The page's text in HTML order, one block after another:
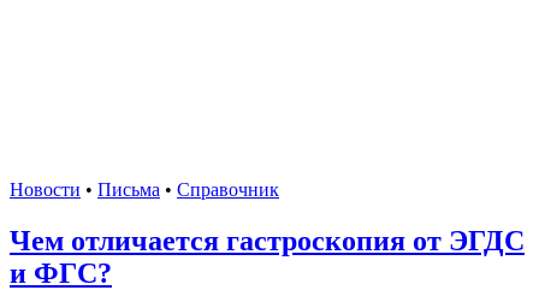
Новости • Письма • Справочник
Чем отличается гастроскопия от ЭГДС
и ФГС?